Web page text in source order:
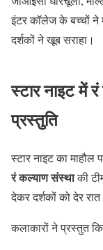
इंटर कॉलेज के बच्चों ने
दर्शकों ने खूब सराहा।
स्टार नाइट में
प्रस्तुति
स्टार नाइट का माहौल
रं कल्याण संस्थाकी
देकर दर्शकों को देर
कलाकारों ने प्रस्तुत